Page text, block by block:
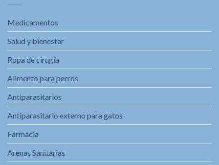
Medicamentos
Salud y bienestar
Ropa de cirugía
Alimento para perros
Antiparasitarios
Antiparasitario externo para gatos
Farmacia
Arenas Sanitarias